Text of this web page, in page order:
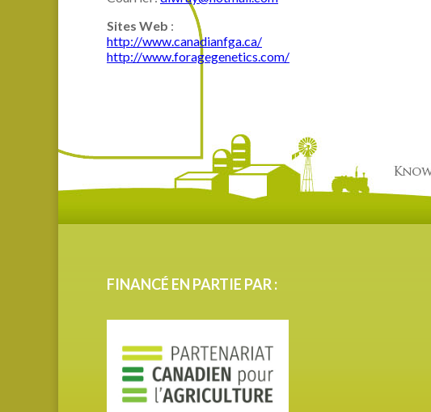
Sites Web :
http://www.canadianfga.ca/
http://www.foragegenetics.com/
FINANCÉ EN PARTIE PAR :